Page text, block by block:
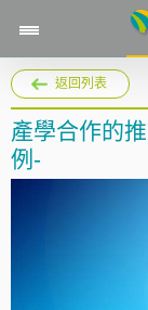
返回列表
產學合作的
例-